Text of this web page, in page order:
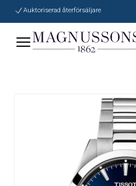
Auktoriserad återförsäljare